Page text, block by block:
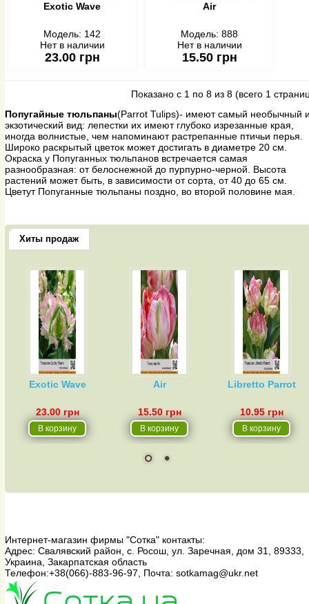
Exotic Wave
Модель: 142
Нет в наличии
23.00 грн
Air
Модель: 888
Нет в наличии
15.50 грн
Показано с 1 по 8 из 8 (всего 1
Попугайные тюльпаны(Parrot Tulips)- имеют самый необычный
экзотический вид: лепестки их имеют глубоко изрезанные края,
иногда волнистые, чем напоминают растрепанные птичьи перья.
Широко раскрытый цветок может достигать в диаметре 20 см.
Окраска у Попуганных тюльпанов встречается самая
разнообразная: от белоснежной до пурпурно-черной. Высота
растений может быть, в зависимости от сорта, от 40 до 65 см.
Цветут Попуганные тюльпаны поздно, во второй половине мая.
Хиты продаж
Exotic Wave
23.00 грн
Air
15.50 грн
Libretto Parrot
10.95 грн
Интернет-магазин фирмы "Сотка" контакты:
Адрес: Свалявский район, с. Росош, ул. Заречная, дом 31, 89333,
Украина, Закарпатская область
Телефон:+38(066)-883-96-97, Почта: sotkamag@ukr.net